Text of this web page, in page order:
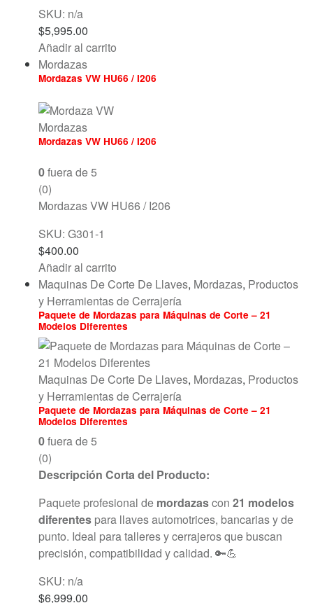
SKU: n/a
$5,995.00
Añadir al carrito
Mordazas
Mordazas VW HU66 / I206
Mordazas
Mordazas VW HU66 / I206
0fuera de 5
(0)
Mordazas VW HU66 / I206
SKU: G301-1
$400.00
Añadir al carrito
Maquinas De Corte De Llaves, Mordazas, Productos
y Herramientas de Cerrajería
Paquete de Mordazas para Máquinas de Corte – 21
Modelos Diferentes
Maquinas De Corte De Llaves, Mordazas, Productos
y Herramientas de Cerrajería
Paquete de Mordazas para Máquinas de Corte – 21
Modelos Diferentes
0fuera de 5
(0)
Descripción Corta del Producto:
Paquete profesional de mordazascon 21 modelos
diferentes para llaves automotrices, bancarias y de
punto. Ideal para talleres y cerrajeros que buscan
precisión, compatibilidad y calidad. 🔑💪
SKU: n/a
$6,999.00